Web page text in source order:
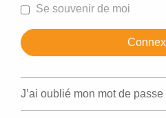
Se souvenir de moi
J’ai oublié mon mot de passe